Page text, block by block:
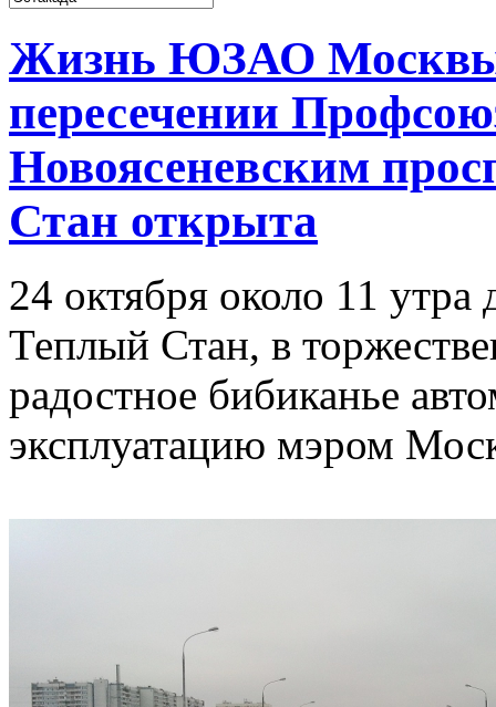
Жизнь ЮЗАО
пересечении
Новоясеневским
Стан открыта
24 октября около 11 утра
Теплый Стан, в
радостное бибиканье
эксплуатацию мэром